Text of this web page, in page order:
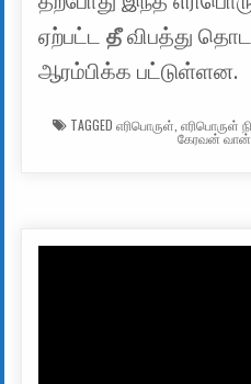
ஏற்பட்டதீவிபத்து
ஆரம்பிக்க பட்டுள்ளன.
TAGGED எரிபொருள் எரிபொருள்
கேரவன்